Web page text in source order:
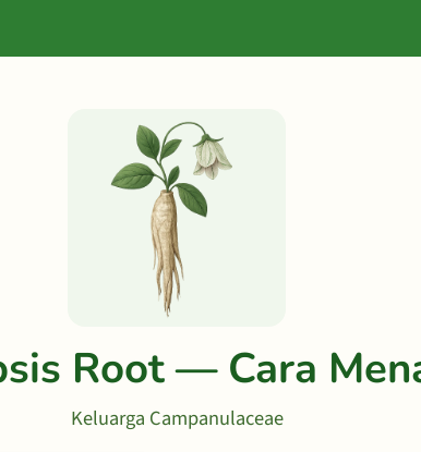
Root — Cara
Keluarga Campanulaceae